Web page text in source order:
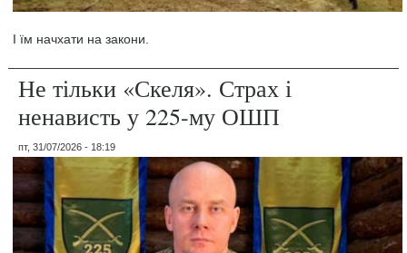
І їм начхати на закони.
Не тільки «Скеля». Страх і
ненависть у 225-му ОШП
пт, 31/07/2026 - 18:19